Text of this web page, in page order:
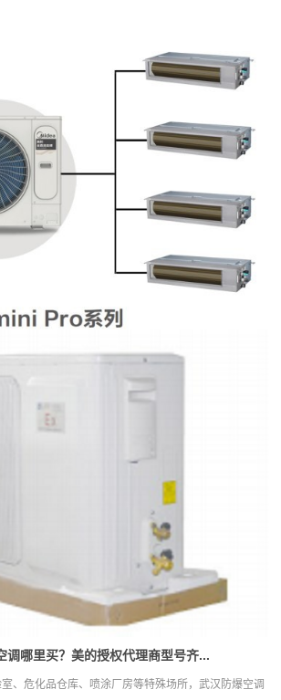
宇分布在老城片区，涵盖办公、商业以及部分居住建
设备老化，室内温控体验有限，很多业主会考虑...
武汉别墅装什么中央空调好
夏季闷热酷暑，梅雨季湿度居高不下，冬季又伴随湿
数多、房间数量多，还常会带有地下室、挑空客...
调哪里买？美的授权代理商型号齐...
、危化品仓库、喷涂厂房等特殊场所，武汉防爆空调